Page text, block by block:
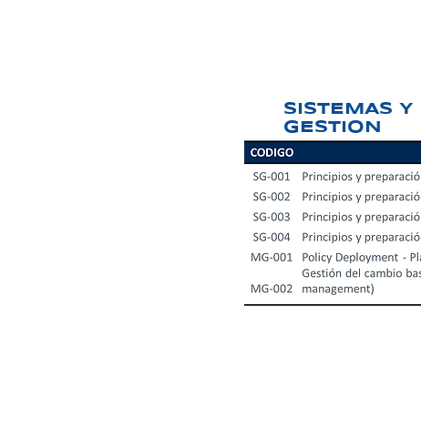
SISTEMAS
GESTION